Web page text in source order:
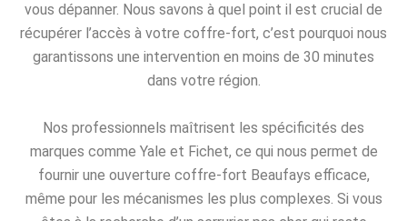
vous dépanner. Nous savons à quel point il est crucial de
récupérer l’accès à votre coffre-fort, c’est pourquoi nous
garantissons une intervention en moins de 30 minutes
dans votre région.
Nos professionnels maîtrisent les spécificités des
marques comme Yale et Fichet, ce qui nous permet de
fournir une ouverture coffre-fort Beaufays efficace,
même pour les mécanismes les plus complexes. Si vous